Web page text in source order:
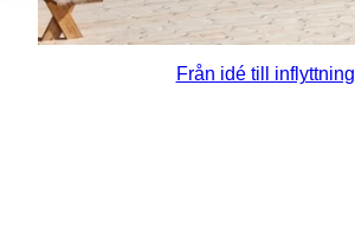
Från idé till inflyttning